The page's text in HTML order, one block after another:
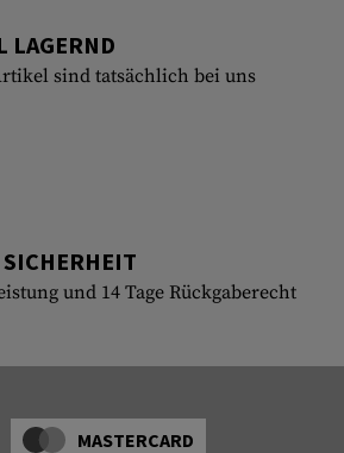
LAGERND
sind tatsächlich bei uns
und 14 Tage Rückgaberecht
MASTERCARD